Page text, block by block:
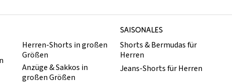
SAISONALES
Herren-Shorts in großen
Größen
Anzüge & Sakkos in
großen Größen
Shorts & Bermudas für
Herren
Jeans-Shorts für Herren